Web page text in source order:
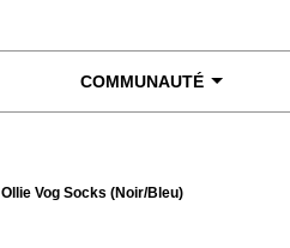
COMMUNAUTÉ
Ollie Vog Socks (Noir/Bleu)